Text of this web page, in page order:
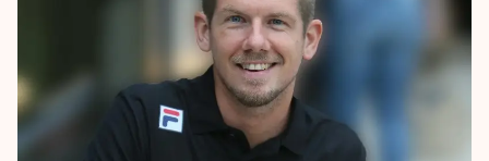
Inlineskaten
Kunstschaatsen
Shorttrack
Marathon
Inlineskaten
Tijden & historie
Ranglijsten Langebaan
Persoonlijke records & tijden
De weg op